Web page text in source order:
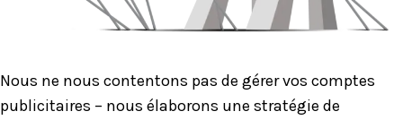
Nous ne nous contentons pas de gérer vos comptes
publicitaires – nous élaborons une stratégie de